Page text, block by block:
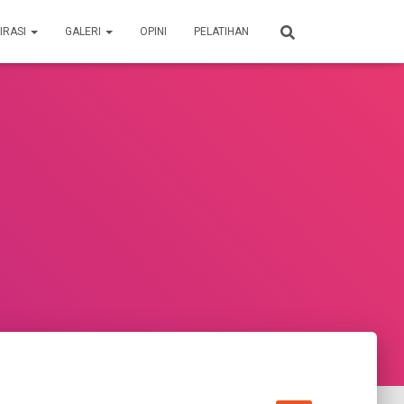
GALERI OPINI PELATIHAN